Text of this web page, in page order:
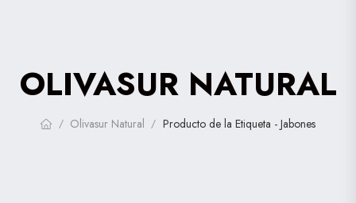
OLIVASUR NATURAL
/ Olivasur Natural / Producto de la Etiqueta - Jabones